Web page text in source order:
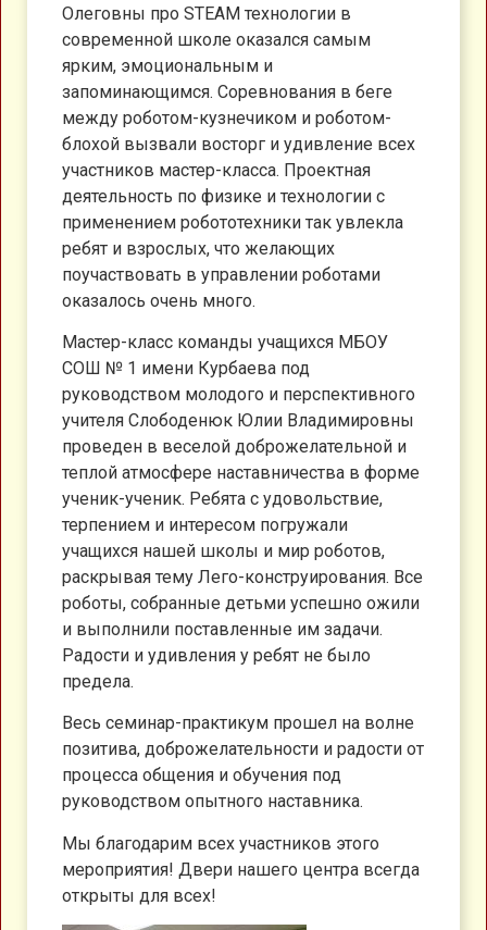
Олеговны про STEAM технологии в
современной школе оказался самым
ярким, эмоциональным и
запоминающимся. Соревнования в беге
между роботом-кузнечиком и роботом-
блохой вызвали восторг и удивление всех
участников мастер-класса. Проектная
деятельность по физике и технологии с
применением робототехники так увлекла
ребят и взрослых, что желающих
поучаствовать в управлении роботами
оказалось очень много.
Мастер-класс команды учащихся МБОУ
СОШ № 1 имени Курбаева под
руководством молодого и перспективного
учителя Слободенюк Юлии Владимировны
проведен в веселой доброжелательной и
теплой атмосфере наставничества в форме
ученик-ученик. Ребята с удовольствие,
терпением и интересом погружали
учащихся нашей школы и мир роботов,
раскрывая тему Лего-конструирования. Все
роботы, собранные детьми успешно ожили
и выполнили поставленные им задачи.
Радости и удивления у ребят не было
предела.
Весь семинар-практикум прошел на волне
позитива, доброжелательности и радости от
процесса общения и обучения под
руководством опытного наставника.
Мы благодарим всех участников этого
мероприятия! Двери нашего центра всегда
открыты для всех!